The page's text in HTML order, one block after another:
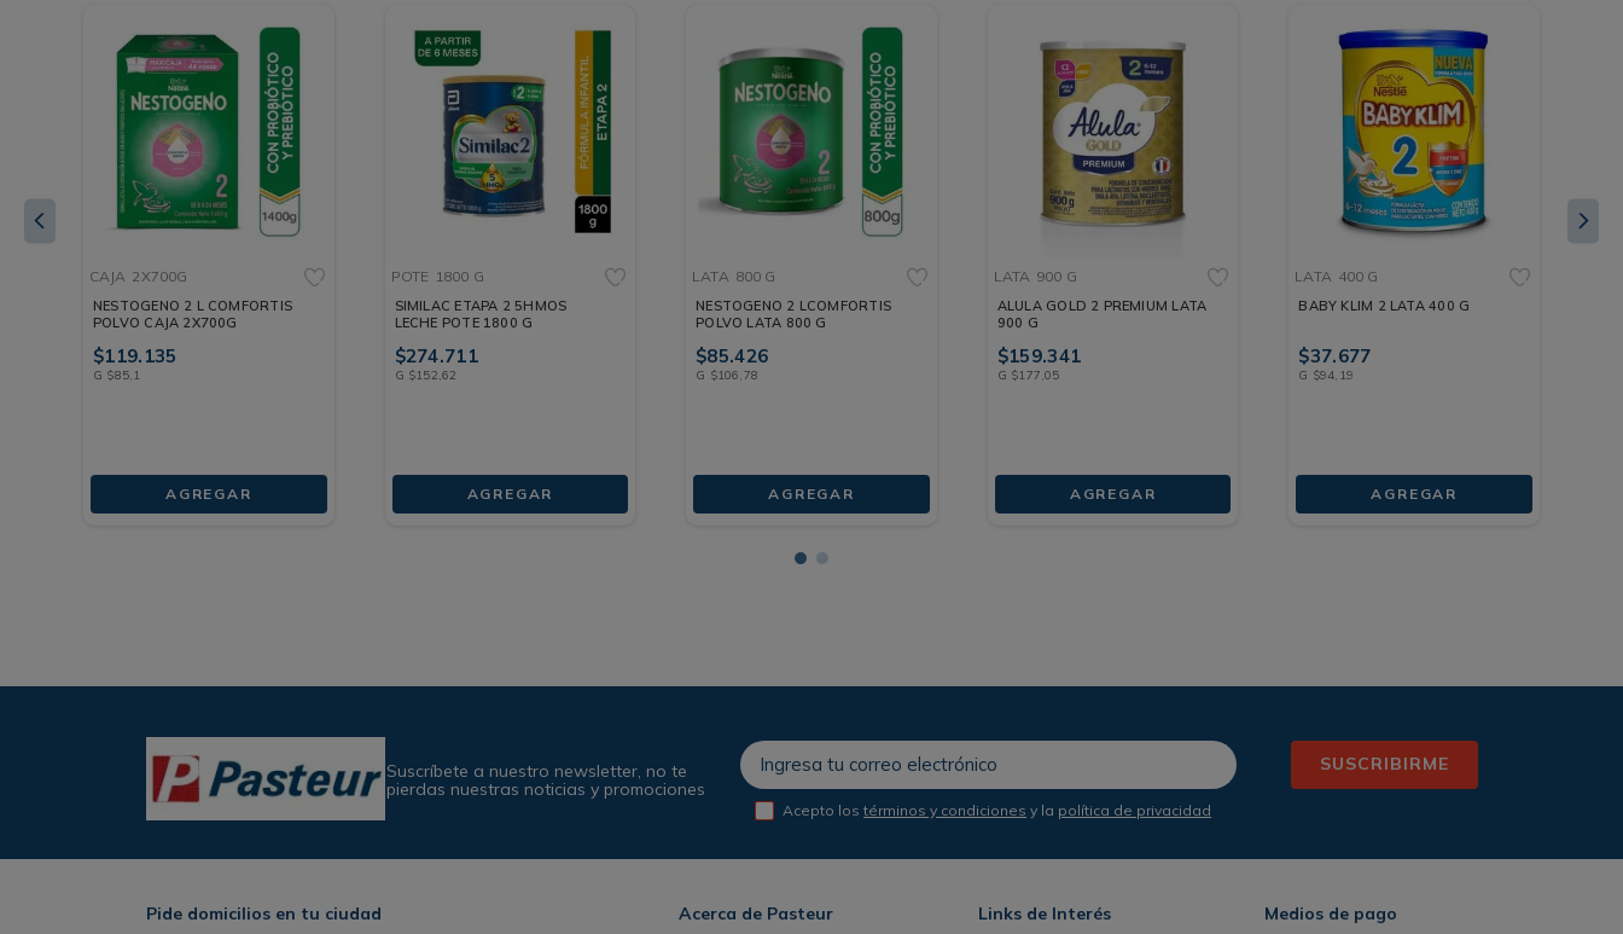
CAJA 2X700G
NESTOGENO 2 L COMFORTIS
POLVO CAJA 2X700G
$119. 135
G $85, 1
AGREGAR
POTE 1800 G
SIMILAC ETAPA 2 5HMOS
LECHE POTE 1800 G
$274.711
G $152 62
AGREGAR
LATA 800 G
NESTOGENO 2 LCOMFORTIS
POLVO LATA 800 G
$85.426
G $106 78
AGREGAR
LATA 900 G
ALULA GOLD 2 PREMIUM LATA
900 G
$159.341
G $177 ,05
AGREGAR
LATA 400 G
BABY KLIM 2 LATA 400 G
$37.677
G $94 19
AGREGAR
Suscríbete a nuestro newsletter, no te
pierdas nuestras noticias y promociones
SUSCRIBIRME
Acepto lostérminos y condiciones y la política de privacidad
Pide domicilios en tu ciudad Acerca de Pasteur Links de Interés Medios de pago